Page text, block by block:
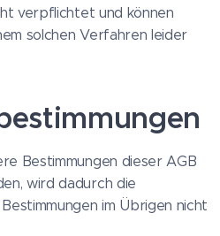
verpflichtet und können
solchen Verfahren leider
Bestimmungen dieser AGB
wird dadurch die
im Übrigen nicht